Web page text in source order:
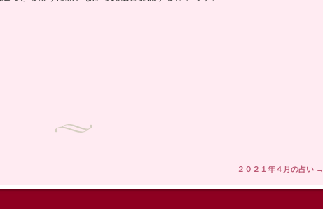
２０２１年４月の占い →